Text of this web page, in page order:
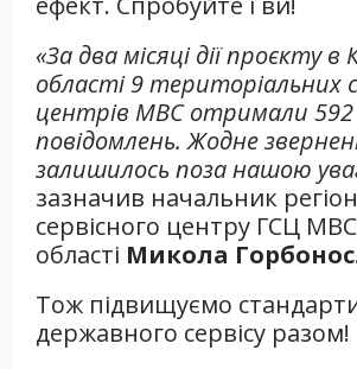
«За два місяці дії проєкту в
області 9 територіальних
центрів МВС отримали 592
повідомлень. Жодне
залишилось поза нашою
зазначив начальник
сервісного центру ГСЦ МВС
області Микола
Тож підвищуємо
державного сервісу разом!